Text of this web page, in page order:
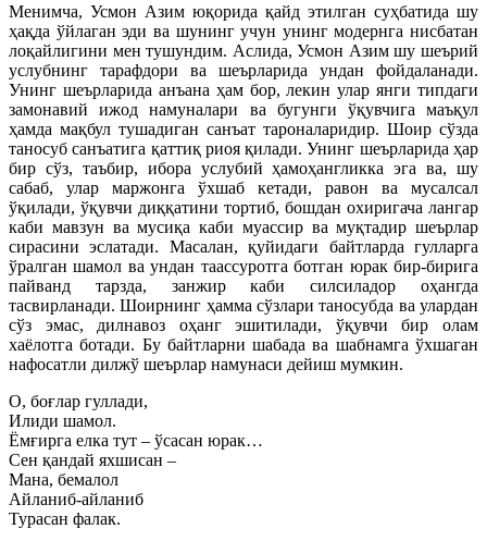
Менимча, Усмон Азим юқорида қайд этилган суҳбатида шу
ҳақда ўйлаган эди ва шунинг учун унинг модернга нисбатан
лоқайлигини мен тушундим. Аслида, Усмон Азим шу шеърий
услубнинг тарафдори ва шеърларида ундан фойдаланади.
Унинг шеърларида анъана ҳам бор, лекин улар янги типдаги
замонавий ижод намуналари ва бугунги ўқувчига маъқул
ҳамда мақбул тушадиган санъат тароналаридир. Шоир сўзда
таносуб санъатига қаттиқ риоя қилади. Унинг шеърларида ҳар
бир сўз, таъбир, ибора услубий ҳамоҳангликка эга ва, шу
сабаб, улар маржонга ўхшаб кетади, равон ва мусалсал
ўқилади, ўқувчи диққатини тортиб, бошдан охиригача лангар
каби мавзун ва мусиқа каби муассир ва муқтадир шеърлар
сирасини эслатади. Масалан, қуйидаги байтларда гулларга
ўралган шамол ва ундан таассуротга ботган юрак бир-бирига
пайванд тарзда, занжир каби силсиладор оҳангда
тасвирланади. Шоирнинг ҳамма сўзлари таносубда ва улардан
сўз эмас, дилнавоз оҳанг эшитилади, ўқувчи бир олам
хаёлотга ботади. Бу байтларни шабада ва шабнамга ўхшаган
нафосатли дилжў шеърлар намунаси дейиш мумкин.
О, боғлар гуллади,
Илиди шамол.
Ёмғирга елка тут – ўсасан юрак…
Сен қандай яхшисан –
Мана, бемалол
Айланиб-айланиб
Турасан фалак.